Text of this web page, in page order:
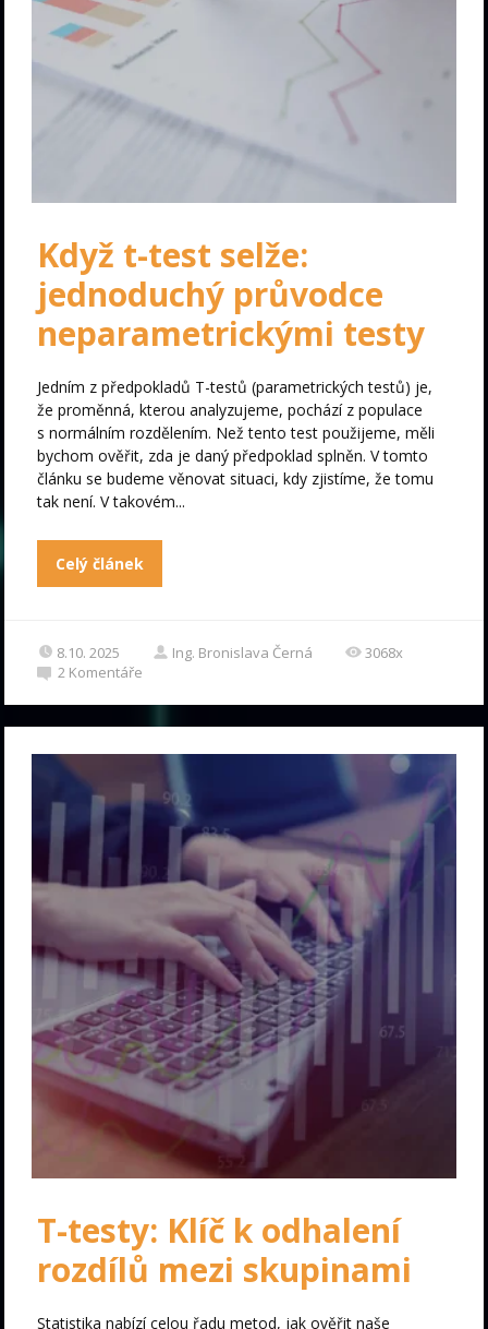
Když t-test selže:
jednoduchý průvodce
neparametrickými testy
Jedním z předpokladů T-testů (parametrických testů) je,
že proměnná, kterou analyzujeme, pochází z populace
s normálním rozdělením. Než tento test použijeme, měli
bychom ověřit, zda je daný předpoklad splněn. V tomto
článku se budeme věnovat situaci, kdy zjistíme, že tomu
tak není. V takovém...
Celý článek
8.10. 2025 Ing. Bronislava Černá
3068x
2 Komentáře
T-testy: Klíč k odhalení
rozdílů mezi skupinami
Statistika nabízí celou řadu metod, jak ověřit naše